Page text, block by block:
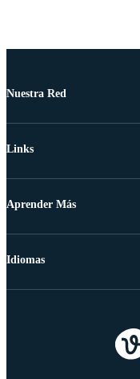
Nuestra Red
Links
Aprender Más
Idiomas